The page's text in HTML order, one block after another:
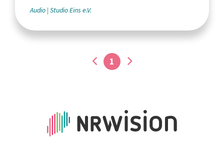
Audio Studio Eins e.V.
1